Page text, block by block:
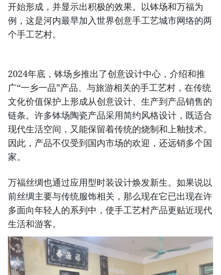
开始形成，并显示出积极的效果。以钵场和万福为
例，这是河内最早加入世界创意手工艺城市网络的两
个手工艺村。
2024年底，钵场乡推出了创意设计中心，介绍和推
广“一乡一品”产品、与旅游相关的手工艺村，在传统
文化价值保护上形成从创意设计、生产到产品销售的
链条。许多钵场陶瓷产品采用简约风格设计，既适合
现代生活空间，又能保留着传统的烧制和上釉技术。
因此，产品不仅受到国内市场的欢迎，还远销多个国
家。
​万福丝绸也通过应用型时装设计焕发新生。如果说以
前丝绸主要与传统服饰相关，那么现在它已出现在许
多面向年轻人的系列中，使手工艺村产品更贴近现代
生活和游客。